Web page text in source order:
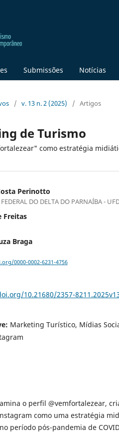
Submissões Notícias
/ v. 13 n. 2 (2025) / Artigos
de Turismo
como estratégia
Perinotto
DO DELTA DO PARNAÍBA -
Freitas
Braga
0000-0002-6231-4756
10.21680/2357-
Marketing Turístico, Mídias
o perfil @vemfortalezear,
como uma estratégia
período pós-pandemia de